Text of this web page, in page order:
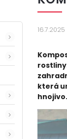
16.7.2025
která
hnojivo.